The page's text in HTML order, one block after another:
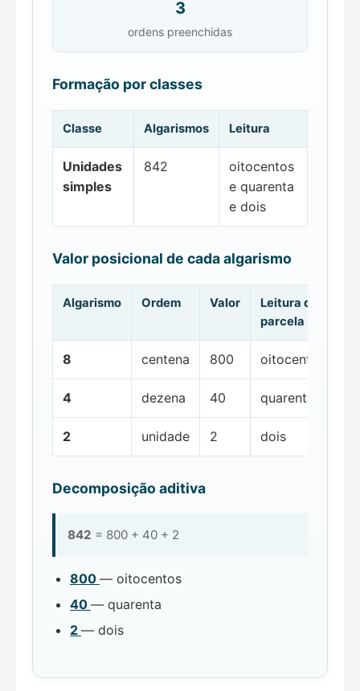
3
ordens preenchidas
Formação por classes
Classe Algarismos Leitura
Unidades
simples
842
oitocentos
e quarenta
e dois
Valor posicional de cada algarismo
Algarismo Ordem Valor
Leitura da
parcela
8 centena 800 oitocentos
4 dezena 40 quarenta
2 unidade 2 dois
Decomposição aditiva
842 = 800 + 40 + 2
800 — oitocentos
40 — quarenta
2 — dois